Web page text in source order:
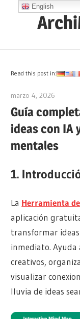
Saltar
Ops,
and
More
Read this post in:
marzo 4, 2026
Guía
ideas con IA
mentales
1.
La Herramienta
aplicación
transformar ideas
inmediato. Ayuda
creativos,
visualizar
lluvia de ideas
English